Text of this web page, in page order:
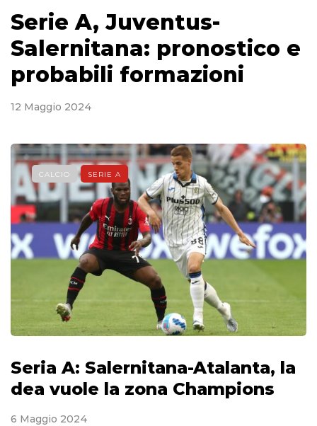
Serie A, Juventus-
Salernitana: pronostico e
probabili formazioni
12 Maggio 2024
CALCIO SERIE A
Seria A: Salernitana-Atalanta, la
dea vuole la zona Champions
6 Maggio 2024